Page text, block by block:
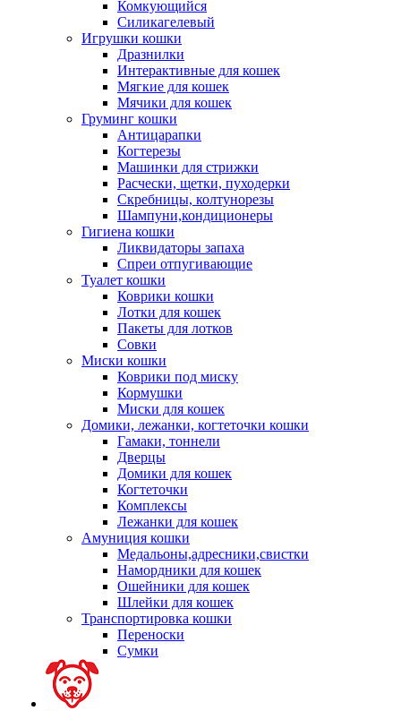
Комкующийся
Силикагелевый
Игрушки кошки
Дразнилки
Интерактивные для кошек
Мягкие для кошек
Мячики для кошек
Груминг кошки
Антицарапки
Когтерезы
Машинки для стрижки
Расчески, щетки, пуходерки
Скребницы, колтунорезы
Шампуни,кондиционеры
Гигиена кошки
Ликвидаторы запаха
Спреи отпугивающие
Туалет кошки
Коврики кошки
Лотки для кошек
Пакеты для лотков
Совки
Миски кошки
Коврики под миску
Кормушки
Миски для кошек
Домики, лежанки, когтеточки кошки
Гамаки, тоннели
Дверцы
Домики для кошек
Когтеточки
Комплексы
Лежанки для кошек
Амуниция кошки
Медальоны,адресники,свистки
Намордники для кошек
Ошейники для кошек
Шлейки для кошек
Транспортировка кошки
Переноски
Сумки